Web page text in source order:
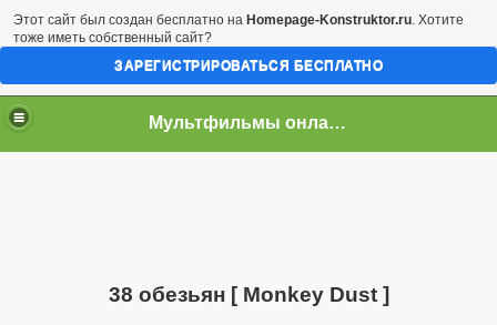
Мультфильмы онлайн скачать бесплатно
38 обезьян [ Monkey Dust ]
Этот сайт был создан бесплатно на Homepage-Konstruktor.ru. Хотите
тоже иметь собственный сайт?
ЗАРЕГИСТРИРОВАТЬСЯ БЕСПЛАТНО